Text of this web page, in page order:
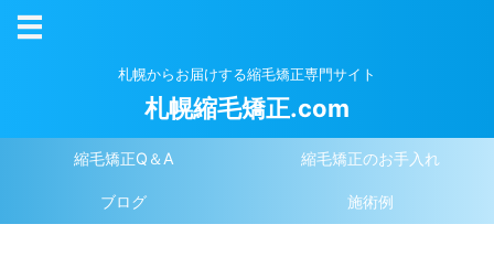
札幌からお届けする縮毛矯正専門サイト
札幌縮毛矯正.com
縮毛矯正Q＆A 縮毛矯正のお手入れ
ブログ 施術例